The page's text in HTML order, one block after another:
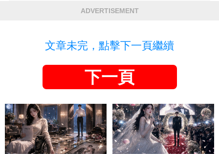
ADVERTISEMENT
文章未完，點擊下一頁繼續
下一頁